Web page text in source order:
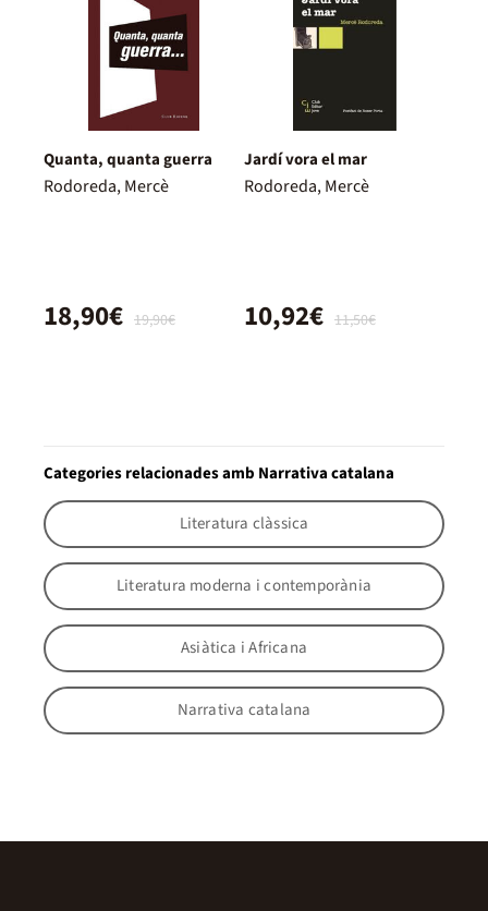
Quanta, quanta guerra
Rodoreda, Mercè
19,90€
18,90€
Jardí vora el mar
Rodoreda, Mercè
11,50€
10,92€
Categories relacionades amb Narrativa catalana
Literatura clàssica
Literatura moderna i contemporània
Asiàtica i Africana
Narrativa catalana